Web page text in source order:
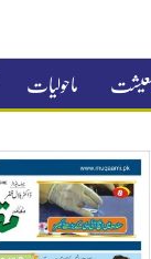
معیشت ماحولیات